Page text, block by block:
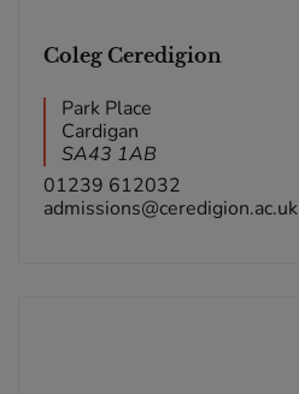
Coleg Ceredigion
Park Place
Cardigan
SA43 1AB
01239 612032
admissions@ceredigion.ac.uk